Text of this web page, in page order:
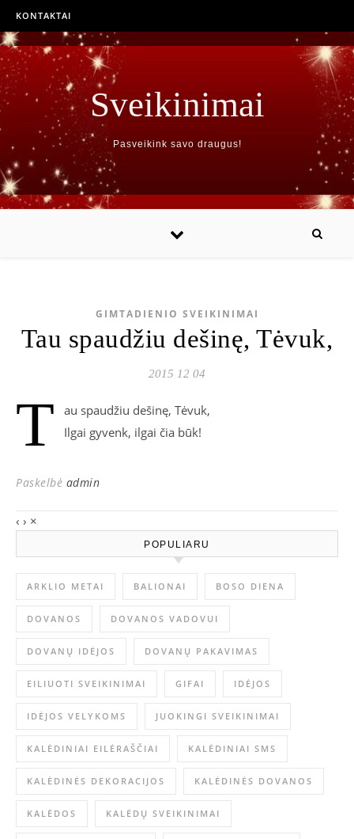
KONTAKTAI
Sveikinimai
Pasveikink savo draugus!
GIMTADIENIO SVEIKINIMAI
Tau spaudžiu dešinę, Tėvuk,
2015 12 04
T
au spaudžiu dešinę, Tėvuk,
Ilgai gyvenk, ilgai čia būk!
Paskelbė admin
‹ › ×
POPULIARU
ARKLIO METAI BALIONAI BOSO DIENA
DOVANOS DOVANOS VADOVUI
DOVANŲ IDĖJOS DOVANŲ PAKAVIMAS
EILIUOTI SVEIKINIMAI GIFAI IDĖJOS
IDĖJOS VELYKOMS JUOKINGI SVEIKINIMAI
KALĖDINIAI EILĖRAŠČIAI KALĖDINIAI SMS
KALĖDINĖS DEKORACIJOS KALĖDINĖS DOVANOS
KALĖDOS KALĖDŲ SVEIKINIMAI